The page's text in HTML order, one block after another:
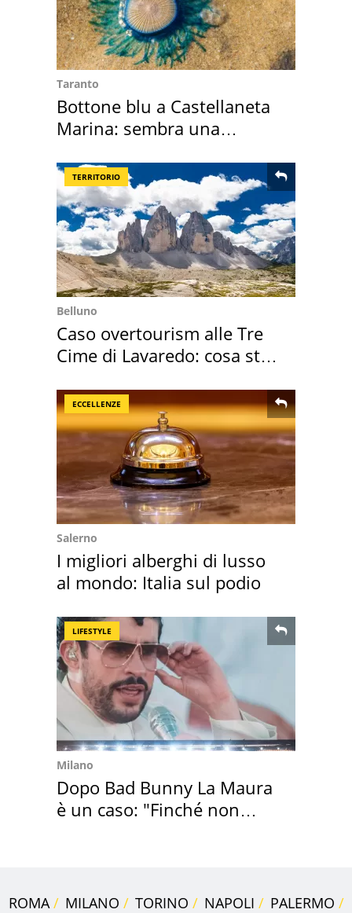
Taranto
Bottone blu a Castellaneta
Marina: sembra una
TERRITORIO
Belluno
Caso overtourism alle Tre
Cime di Lavaredo: cosa sta
ECCELLENZE
Salerno
I migliori alberghi di lusso
al mondo: Italia sul podio
LIFESTYLE
Milano
Dopo Bad Bunny La Maura
è un caso: "Finché non
ROMA MILANO TORINO NAPOLI
PALERMO